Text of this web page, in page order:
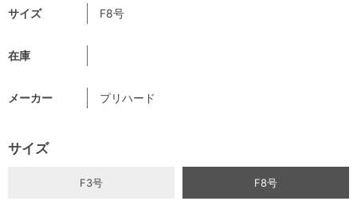
サイズ F8号
在庫
メーカー プリハード
サイズ
F3号 F8号